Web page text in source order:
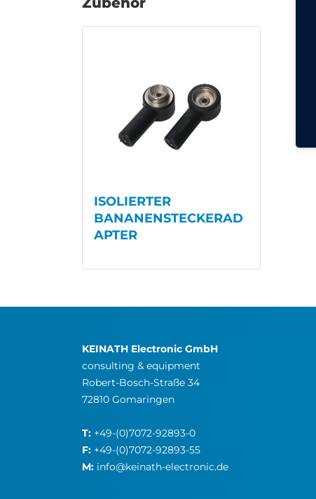
ISOLIERTER
BANANENSTECKERAD
APTER
KEINATH Electronic GmbH
consulting & equipment
Robert-Bosch-Straße 34
72810 Gomaringen
T: +49-(0)7072-92893-0
F: +49-(0)7072-92893-55
M: info@keinath-electronic.de